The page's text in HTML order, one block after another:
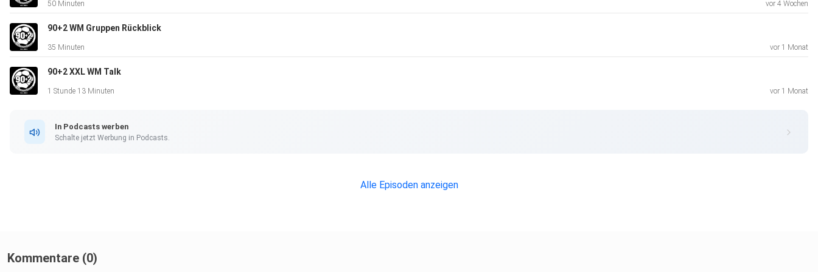
50 Minuten vor 4 Wochen
90+2 WM Gruppen Rückblick
35 Minuten vor 1 Monat
90+2 XXL WM Talk
1 Stunde 13 Minuten vor 1 Monat
In Podcasts werben
Schalte jetzt Werbung in Podcasts.
Alle Episoden anzeigen
Kommentare (0)